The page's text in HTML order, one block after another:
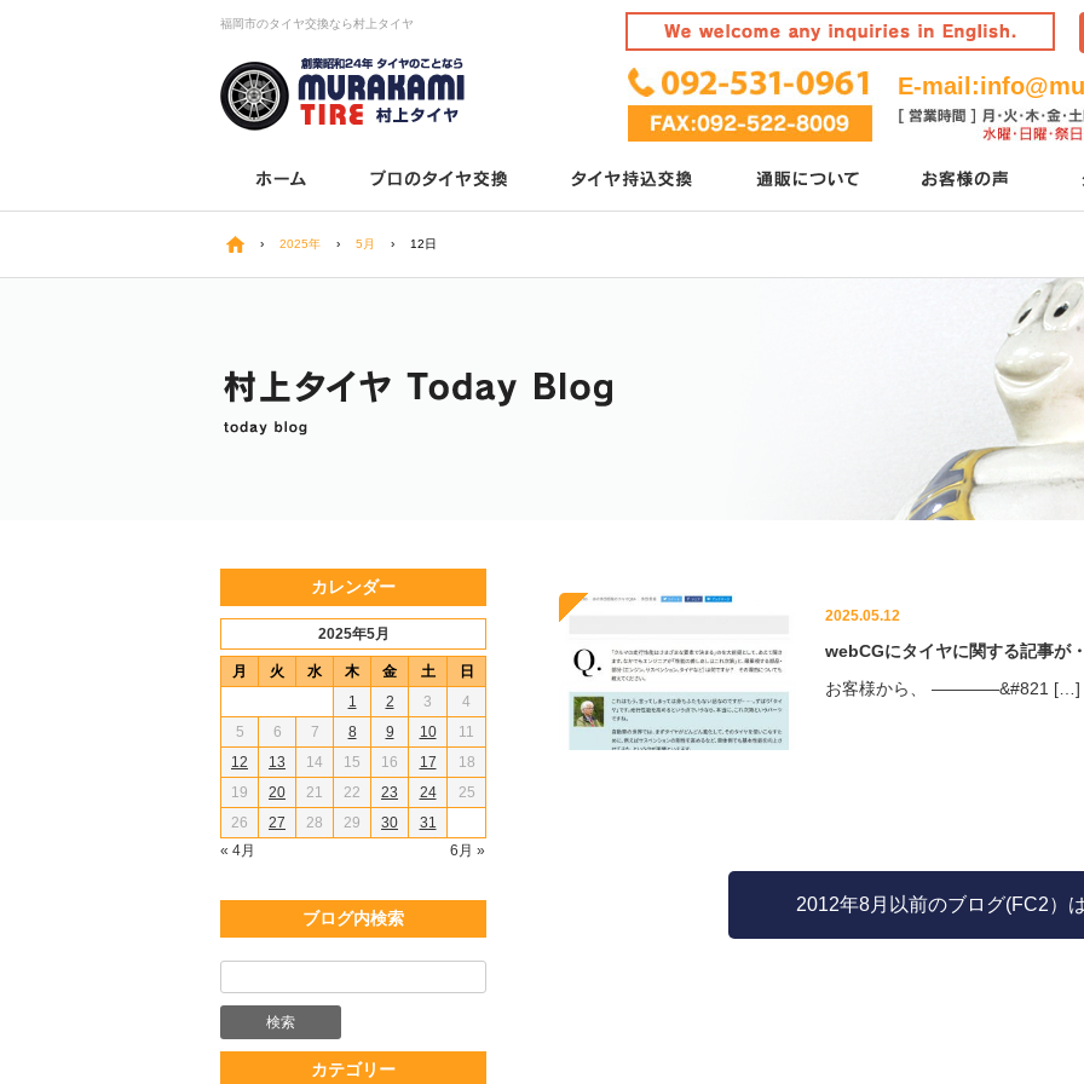
福岡市のタイヤ交換なら村上タイヤ
E-mail:
› 2025年 › 5月 › 12日
2025.05.12
webCGにタイヤに関する記事が
お客様から、 ————&#821 […]
2012年8月以前のブログ(FC2）
カレンダー
2025年5月
月 火 水 木 金 土 日
« 4月 6月 »
1 2 3
4
5
6 7 8 9 10
11
12
13 14 15 16 17
18
19
20 21 22 23 24
25
26
27 28 29 30 31
ブログ内検索
カテゴリー